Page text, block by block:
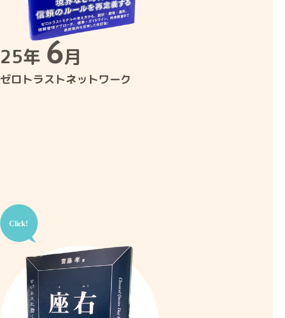
25年 6月
ゼロトラストネットワーク